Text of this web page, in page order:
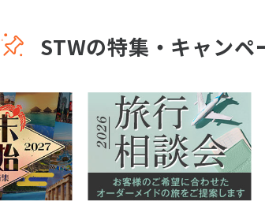
STWの特集・キャンペ